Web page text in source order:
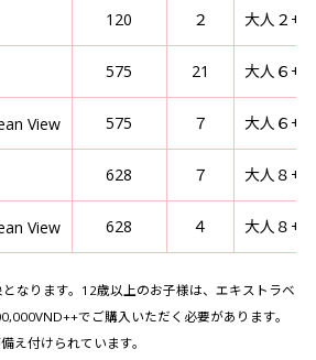
120 ２ 大人２+
575 21 大人６+
View 575 ７ 大人６+
628 ７ 大人８+
View 628 ４ 大人８+
なります。12歳以上のお子様は、エキストラベ
でご購入いただく必要があります。
え付けられています。